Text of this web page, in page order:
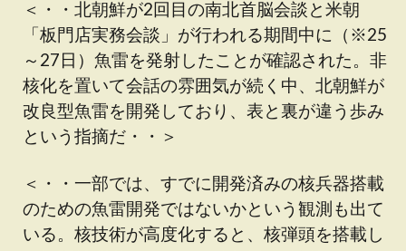
＜・・北朝鮮が2回目の南北首脳会談と米朝
「板門店実務会談」が行われる期間中に（※25
～27日）魚雷を発射したことが確認された。非
核化を置いて会話の雰囲気が続く中、北朝鮮が
改良型魚雷を開発しており、表と裏が違う歩み
という指摘だ・・＞
＜・・一部では、すでに開発済みの核兵器搭載
のための魚雷開発ではないかという観測も出て
いる。核技術が高度化すると、核弾頭を搭載し